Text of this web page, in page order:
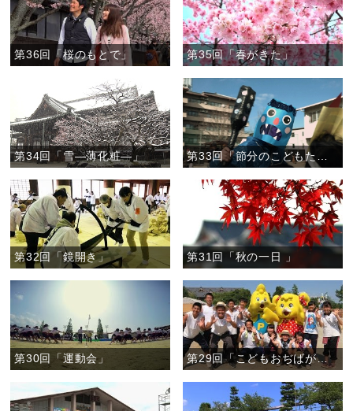
第36回「桜のもとで」 第35回「春がきた」
第34回「雪―薄化粧―」
第32回「鏡開き」 第31回「秋の一日 」
第30回「運動会」 第29回「こどもおぢばがえりの声」